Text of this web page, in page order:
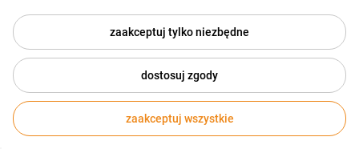
59,00 zł
netto
zaakceptuj tylko niezbędne
dostosuj zgody
zaakceptuj wszystkie